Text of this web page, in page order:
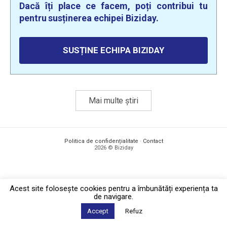
Dacă îți place ce facem, poți contribui tu
pentru susținerea echipei Biziday.
SUSȚINE ECHIPA BIZIDAY
Mai multe știri
Politica de confidențialitate · Contact
2026 © Biziday
Acest site foloseşte cookies pentru a îmbunătăți experiența ta
de navigare.
Accept Refuz